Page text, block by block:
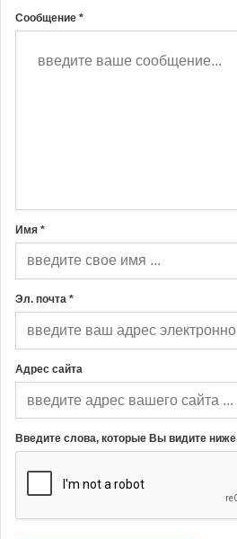
Сообщение *
Имя *
Эл. почта *
Адрес сайта
Введите слова, которые Вы видите ниже